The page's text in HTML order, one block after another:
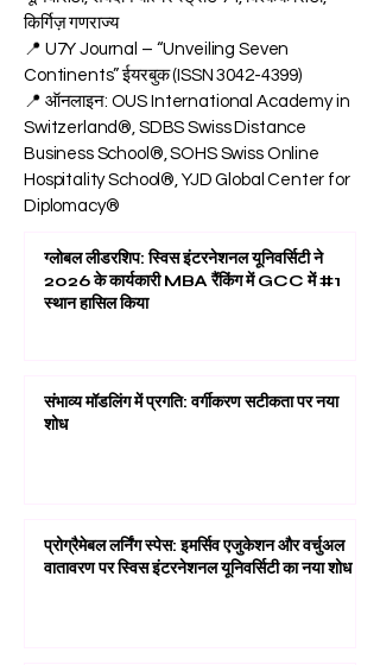
📍 बिश्केक कार्यालय: SIU – स्विस इंटरनेशनल
यूनिवर्सिटी, शबदान बात्यर स्ट्रीट 74, बिश्केक सिटी,
📍 U7Y Journal – “Unveiling Seven
Continents” ईयरबुक (ISSN
📍 ऑनलाइन: OUS International Academy in
Switzerland®, SDBS Swiss Distance
Business School®, SOHS Swiss Online
Hospitality School®, YJD Global Center for
Diplomacy®
ग्लोबल लीडरशिप: स्विस इंटरनेशनल यूनिवर्सिटी ने
प्रोग्रैमेबल लर्निंग स्पेस: इमर्सिव एजुकेशन और वर्चुअल